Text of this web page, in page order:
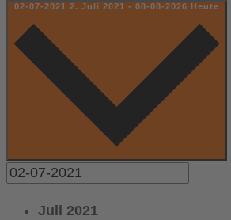
02-07-2021 2. Juli 2021 - 08-08-2026 Heute
Juli 2021